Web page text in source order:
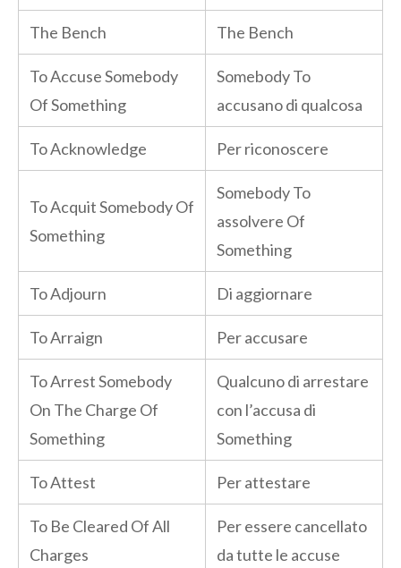
The Bench The Bench
To Accuse Somebody
Of Something
Somebody To
accusano di qualcosa
To Acknowledge Per riconoscere
To Acquit Somebody Of
Something
Somebody To
assolvere Of
Something
To Adjourn Di aggiornare
To Arraign Per accusare
To Arrest Somebody
On The Charge Of
Something
Qualcuno di arrestare
con l’accusa di
Something
To Attest Per attestare
To Be Cleared Of All
Charges
Per essere cancellato
da tutte le accuse